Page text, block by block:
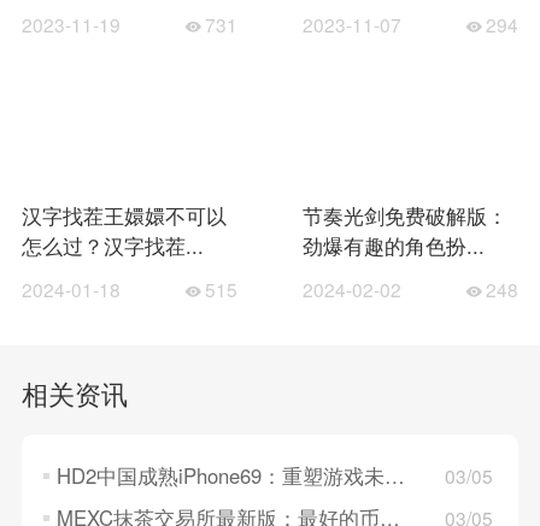
2023-11-19 731 2023-11-07 294
汉字找茬王嬛嬛不可以
怎么过？汉字找茬...
2024-01-18 515
节奏光剑免费破解版：
劲爆有趣的角色扮...
2024-02-02 248
相关资讯
HD2中国成熟iPhone69：重塑游戏未来的新起点 03/05
MEXC抹茶交易所最新版：最好的币市交易所，值得信赖！ 03/05